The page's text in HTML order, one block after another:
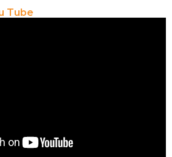
Tube